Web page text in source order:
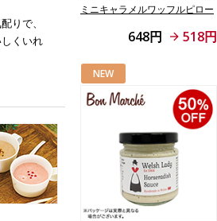
ミニキャラメルワッフルピロー
648円 518円
NEW
りで、
くいれ